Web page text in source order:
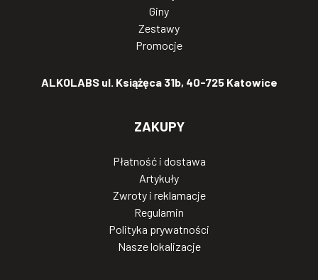
Giny
Zestawy
Promocje
ALKOLABS ul. Książęca 31b, 40-725 Katowice
ZAKUPY
Płatność i dostawa
Artykuły
Zwroty i reklamacje
Regulamin
Polityka prywatności
Nasze lokalizacje